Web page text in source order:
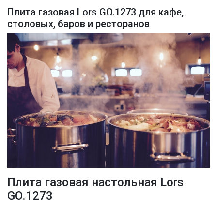
Плита газовая Lors GO.1273 для кафе,
столовых, баров и ресторанов
Плита газовая настольная Lors
GO.1273